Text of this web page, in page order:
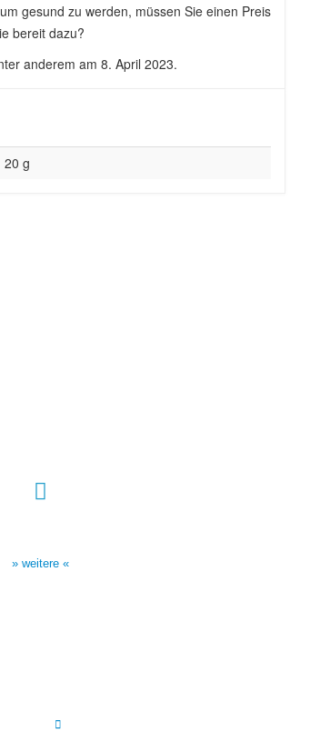
gesund zu werden, müssen Sie einen Preis
bereit dazu?
anderem am 8. April 2023.
20 g
» weitere «